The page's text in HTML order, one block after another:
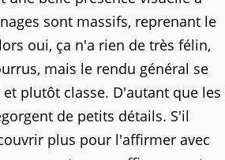
sont massifs, reprenant le
oui, ça n'a rien de très félin,
mais le rendu général se
plutôt classe. D'autant que les
de petits détails. S'il
plus pour l'affirmer avec